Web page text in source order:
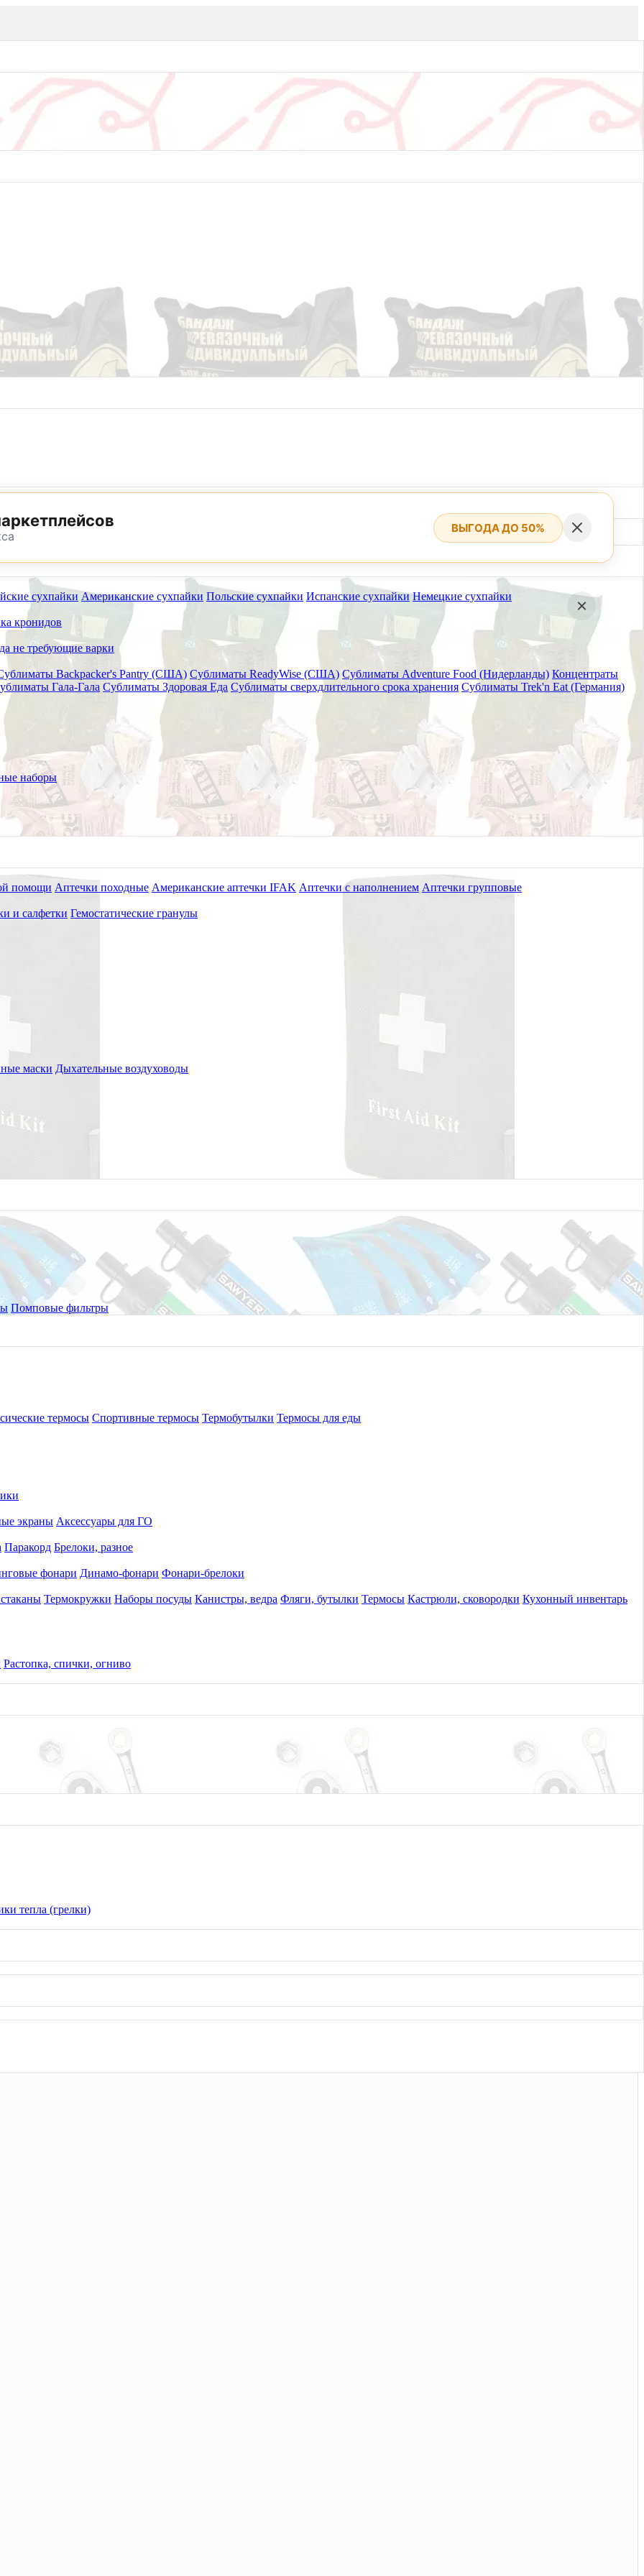
сухпайки Американские сухпайки Польские сухпайки Испанские сухпайки Немецкие сухпайки
кронидов
не требующие варки
Backpacker's Pantry (США) Сублиматы ReadyWise (США) Сублиматы Adventure Food (Нидерланды) Концентраты
Гала-Гала Сублиматы Здоровая Еда Сублиматы сверхдлительного срока хранения Сублиматы Trek'n Eat (Германия)
наборы
помощи Аптечки походные Американские аптечки IFAK Аптечки с наполнением Аптечки групповые
и салфетки Гемостатические гранулы
маски Дыхательные воздуховоды
Помповые фильтры
термосы Спортивные термосы Термобутылки Термосы для еды
экраны Аксессуары для ГО
Паракорд Брелоки, разное
фонари Динамо-фонари Фонари-брелоки
Термокружки Наборы посуды Канистры, ведра Фляги, бутылки Термосы Кастрюли, сковородки Кухонный инвентарь
Растопка, спички, огниво
тепла (грелки)
8 (495) 782-73-32
ВЫГОДА ДО 50%
работать на самовывоз в субботу 25 июля, 8 и 15 августа.
(Гемостатики) (88) Противоожоговые средства Перевязочные средства
средства Средства иммобилизации (58) Все для инфузии
Жгуты
Спасательные одеяла и грелки Носилки Медицинская литература(15)
(бактерицидные) маски (2) Когезивные бинты (8) Подсумки медицинские(37)